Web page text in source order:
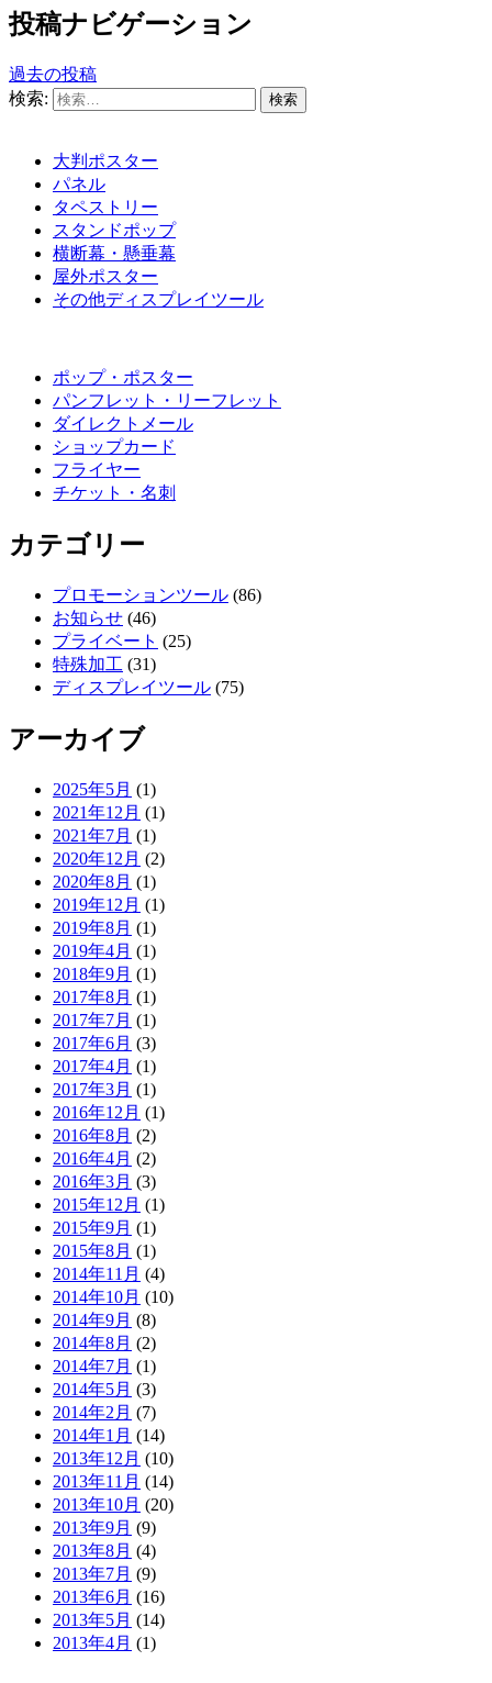
投稿ナビゲーション
過去の投稿
検索:
大判ポスター
パネル
タペストリー
スタンドポップ
横断幕・懸垂幕
屋外ポスター
その他ディスプレイツール
ポップ・ポスター
パンフレット・リーフレット
ダイレクトメール
ショップカード
フライヤー
チケット・名刺
カテゴリー
プロモーションツール (86)
お知らせ (46)
プライベート (25)
特殊加工 (31)
ディスプレイツール (75)
アーカイブ
2025年5月 (1)
2021年12月 (1)
2021年7月 (1)
2020年12月 (2)
2020年8月 (1)
2019年12月 (1)
2019年8月 (1)
2019年4月 (1)
2018年9月 (1)
2017年8月 (1)
2017年7月 (1)
2017年6月 (3)
2017年4月 (1)
2017年3月 (1)
2016年12月 (1)
2016年8月 (2)
2016年4月 (2)
2016年3月 (3)
2015年12月 (1)
2015年9月 (1)
2015年8月 (1)
2014年11月 (4)
2014年10月 (10)
2014年9月 (8)
2014年8月 (2)
2014年7月 (1)
2014年5月 (3)
2014年2月 (7)
2014年1月 (14)
2013年12月 (10)
2013年11月 (14)
2013年10月 (20)
2013年9月 (9)
2013年8月 (4)
2013年7月 (9)
2013年6月 (16)
2013年5月 (14)
2013年4月 (1)